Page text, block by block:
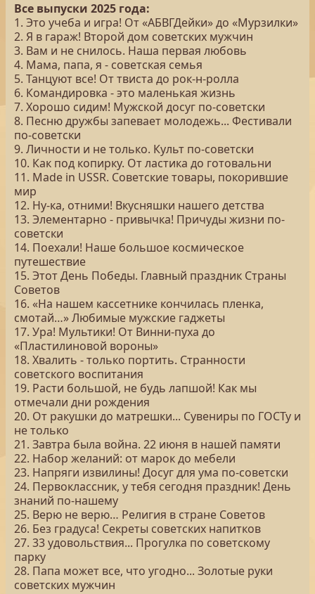
Все выпуски 2025 года:
1. Это учеба и игра! От «АБВГДейки» до «Мурзилки»
2. Я в гараж! Второй дом советских мужчин
3. Вам и не снилось. Наша первая любовь
4. Мама, папа, я - советская семья
5. Танцуют все! От твиста до рок-н-ролла
6. Командировка - это маленькая жизнь
7. Хорошо сидим! Мужской досуг по-советски
8. Песню дружбы запевает молодежь... Фестивали
по-советски
9. Личности и не только. Культ по-советски
10. Как под копирку. От ластика до готовальни
11. Made in USSR. Советские товары, покорившие
мир
12. Ну-ка, отними! Вкусняшки нашего детства
13. Элементарно - привычка! Причуды жизни по-
советски
14. Поехали! Наше большое космическое
путешествие
15. Этот День Победы. Главный праздник Страны
Советов
16. «На нашем кассетнике кончилась пленка,
смотай…» Любимые мужские гаджеты
17. Ура! Мультики! От Винни-пуха до
«Пластилиновой вороны»
18. Хвалить - только портить. Странности
советского воспитания
19. Расти большой, не будь лапшой! Как мы
отмечали дни рождения
20. От ракушки до матрешки... Сувениры по ГОСТу и
не только
21. Завтра была война. 22 июня в нашей памяти
22. Набор желаний: от марок до мебели
23. Напряги извилины! Досуг для ума по-советски
24. Первоклассник, у тебя сегодня праздник! День
знаний по-нашему
25. Верю не верю… Религия в стране Советов
26. Без градуса! Секреты советских напитков
27. 33 удовольствия... Прогулка по советскому
парку
28. Папа может все, что угодно... Золотые руки
советских мужчин